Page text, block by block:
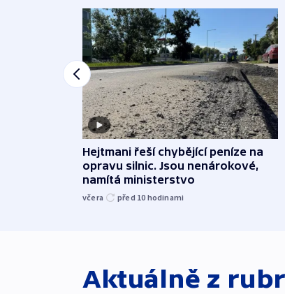
Hejtmani řeší chybějící peníze na
opravu silnic. Jsou nenárokové,
namítá ministerstvo
včera před 10 hodinami
Aktuálně z